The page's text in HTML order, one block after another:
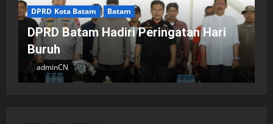
DPRD Kota Batam Batam
DPRD Batam Hadiri Peringatan Hari
Buruh
adminCN 2 Mei 2026